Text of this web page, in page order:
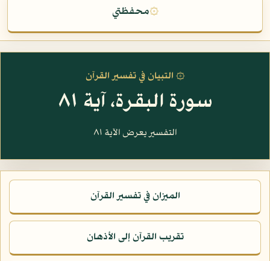
۞محفظتي
۞ التبيان في تفسير القرآن
سورة البقرة، آية ٨١
التفسير يعرض الآية ٨١
الميزان في تفسير القرآن
تقريب القرآن إلى الأذهان